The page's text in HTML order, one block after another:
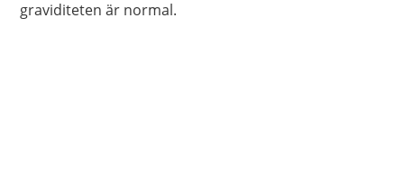
graviditeten är normal.